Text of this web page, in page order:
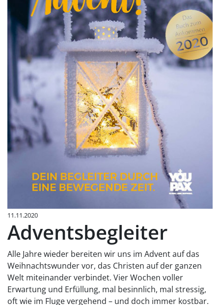
11.11.2020
Adventsbegleiter
Alle Jahre wieder bereiten wir uns im Advent auf das
Weihnachtswunder vor, das Christen auf der ganzen
Welt miteinander verbindet. Vier Wochen voller
Erwartung und Erfüllung, mal besinnlich, mal stressig,
oft wie im Fluge vergehend – und doch immer kostbar.